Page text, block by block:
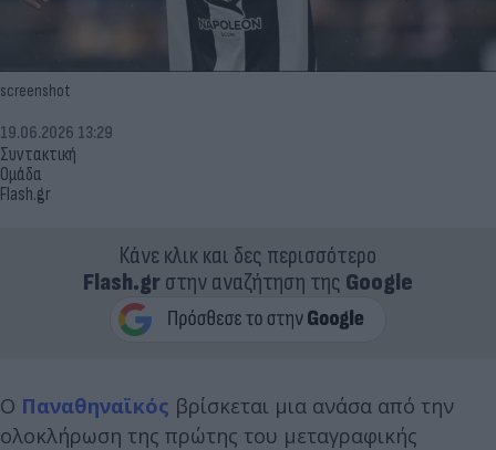
screenshot
Συντακτική
Ομάδα
Flash.gr
19.06.2026 13:29
Κάνε κλικ και δες περισσότερο
Flash.grστην αναζήτηση της Google
Ο Παναθηναϊκός βρίσκεται μια ανάσα από την
ολοκλήρωση της πρώτης του μεταγραφικής